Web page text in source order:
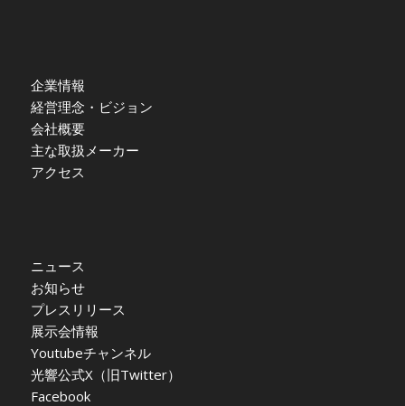
企業情報
経営理念・ビジョン
会社概要
主な取扱メーカー
アクセス
ニュース
お知らせ
プレスリリース
展示会情報
Youtubeチャンネル
光響公式X（旧Twitter）
Facebook